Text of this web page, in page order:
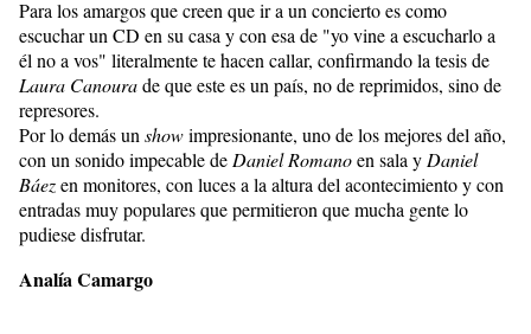
Para los amargos que creen que ir a un concierto es como
escuchar un CD en su casa y con esa de "yo vine a escucharlo a
él no a vos" literalmente te hacen callar, confirmando la tesis de
Laura Canourade que este es un país, no de reprimidos, sino de
represores.
Por lo demás unshowimpresionante, uno de los mejores del año,
con un sonido impecable deDaniel Romanoen sala yDaniel
Báezen monitores, con luces a la altura del acontecimiento y con
entradas muy populares que permitieron que mucha gente lo
pudiese disfrutar.
Analía Camargo